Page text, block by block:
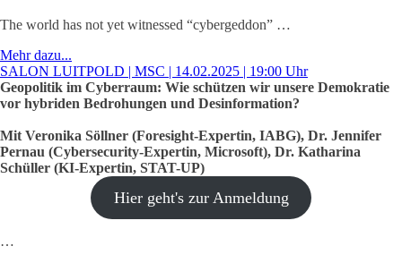
The world has not yet witnessed “cybergeddon” …
Mehr dazu...
SALON LUITPOLD | MSC | 14.02.2025 | 19:00 Uhr
Geopolitik im Cyberraum: Wie schützen wir unsere Demokratie
vor hybriden Bedrohungen und Desinformation?
Mit Veronika Söllner (Foresight-Expertin, IABG), Dr. Jennifer
Pernau (Cybersecurity-Expertin, Microsoft), Dr. Katharina
Schüller (KI-Expertin, STAT-UP)
Hier geht's zur Anmeldung
…